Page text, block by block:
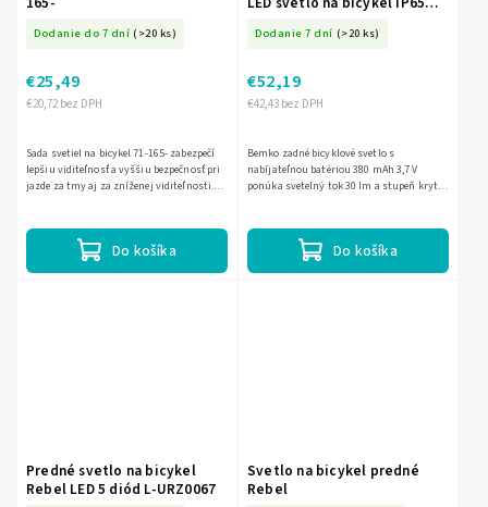
Dodanie do 7 dní (>20 ks)
€20,72 bez DPH
€25,49
Do košíka
Sada svetiel na bicykel 71-165- zabezpečí
lepšiu viditeľnosť a vyššiu bezpečnosť pri
jazde za tmy aj za zníženej viditeľnosti.
Dodanie 7 dní (>20 ks)
€42,43 bez DPH
€52,19
Do košíka
Bemko zadné bicyklové svetlo s
nabíjateľnou batériou 380 mAh 3,7 V
ponúka svetelný tok 30 lm a stupeň krytia
Predné svetlo na bicykel
Rebel LED 5 diód L-URZ0067
Svetlo na bicykel predné
Rebel